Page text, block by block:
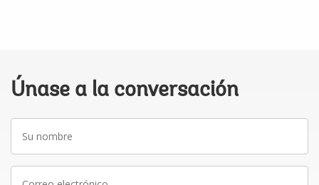
Únase a la conversación
Su
nombre
Correo